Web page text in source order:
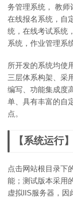
务管理系统， 教师
在线报名系统，自
统，在线考试系统
系统，作业管理系
所开发的系统均使
三层体系构架、采
编写、功能集成度
单、具有丰富的自
点。
【系统运行】
点击网站根目录下
能；测试版本采用
虚拟IIS服务器，因